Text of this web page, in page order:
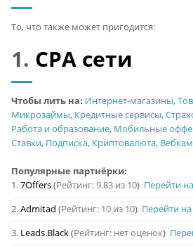
То, что также может пригодится:
1. CPA сети
Чтобы лить на: Интернет-магазины,
Микрозаймы, Кредитные сервисы,
Работа и образование, Мобильные
Ставки, Подписка, Криптовалюта, Вебкам
Популярные партнёрки:
1.7Offers(Рейтинг: 9.83 из 10) Перейти
2.Admitad (Рейтинг: 10 из 10) Перейти
3. Leads.Black(Рейтинг: нет оценок)